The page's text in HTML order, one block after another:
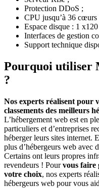
Protection DDoS ;
CPU jusqu’à 36
Espace disque : 1
Interfaces de gestion
Support technique
Pourquoi utiliser
?
Nos experts réalisent pour
classements des meilleurs
L’hébergement web est en
particuliers et d’entreprises
héberger leurs sites internet.
plus d’hébergeurs web avec
Certains ont leurs propres
revendeurs ! Pourvous faire
votre choix, nos experts
hébergeurs web pour vous